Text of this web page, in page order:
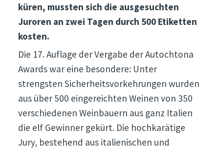
küren, mussten sich die ausgesuchten
Juroren an zwei Tagen durch 500 Etiketten
kosten.
Die 17. Auflage der Vergabe der Autochtona
Awards war eine besondere: Unter
strengsten Sicherheitsvorkehrungen wurden
aus über 500 eingereichten Weinen von 350
verschiedenen Weinbauern aus ganz Italien
die elf Gewinner gekürt. Die hochkarätige
Jury, bestehend aus italienischen und